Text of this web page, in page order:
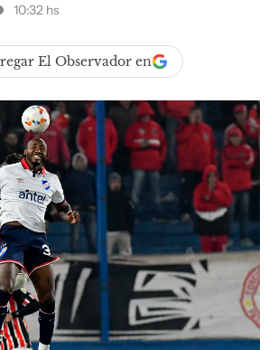
10:32 hs
El Observador en